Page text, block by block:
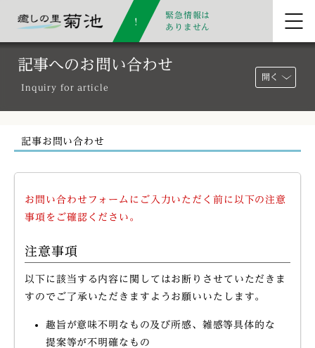
緊急情報は
ありません
記事へのお問い合わせ
Inquiry for article
開く
記事お問い合わせ
お問い合わせフォームにご入力いただく前に以下の注意
事項をご確認ください。
注意事項
以下に該当する内容に関してはお断りさせていただきま
すのでご了承いただきますようお願いいたします。
趣旨が意味不明なもの及び所感、雑感等具体的な
提案等が不明確なもの